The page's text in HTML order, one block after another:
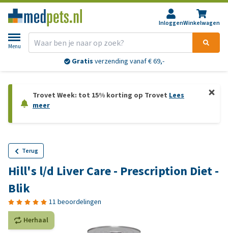
InloggenWinkelwagen
Menu
Gratis verzending vanaf € 69,-
Trovet Week: tot 15% korting op Trovet Lees
meer
Terug
Hill's l/d Liver Care - Prescription Diet -
Blik
11 beoordelingen
Herhaal